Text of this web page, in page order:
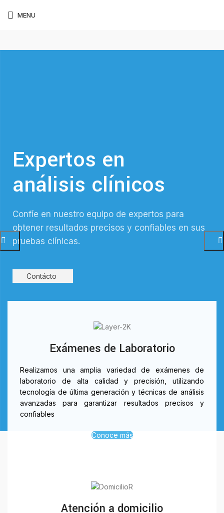
MENU
Expertos en
análisis clínicos
Confíe en nuestro equipo de expertos para
obtener resultados precisos y confiables en sus
pruebas clínicas.
Contácto
Exámenes de Laboratorio
Realizamos una amplia variedad de exámenes de
laboratorio de alta calidad y precisión, utilizando
tecnología de última generación y técnicas de análisis
avanzadas para garantizar resultados precisos y
confiables
Conoce más
Atención a domicilio